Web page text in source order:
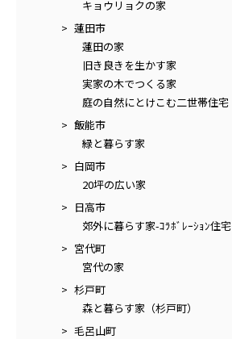
キョウリョクの家
蓮田市
蓮田の家
旧き良きを生かす家
実家の木でつくる家
庭の自然にとけこむ二世帯住宅
飯能市
緑と暮らす家
白岡市
20坪の広い家
日高市
郊外に暮らす家-ｺﾗﾎﾞﾚｰｼｮﾝ住宅
宮代町
宮代の家
杉戸町
森と暮らす家（杉戸町）
毛呂山町